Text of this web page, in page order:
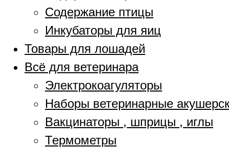
Содержание птицы
Инкубаторы для яиц
Товары для лошадей
Всё для ветеринара
Электрокоагуляторы
Наборы ветеринарные
Вакцинаторы , шприцы , иглы
Термометры